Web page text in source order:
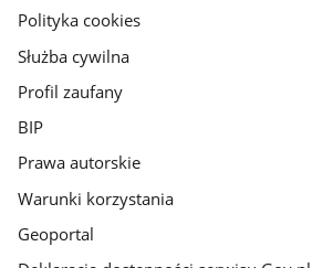
gov.pl
Polityka cookies
Służba cywilna
Profil zaufany
BIP
Prawa autorskie
Warunki korzystania
Geoportal